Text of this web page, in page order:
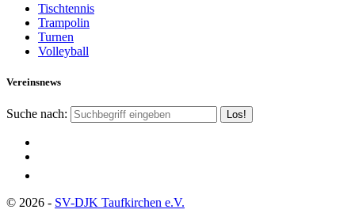
Tischtennis
Trampolin
Turnen
Volleyball
Vereinsnews
Suche nach:
© 2026 - SV-DJK Taufkirchen e.V.